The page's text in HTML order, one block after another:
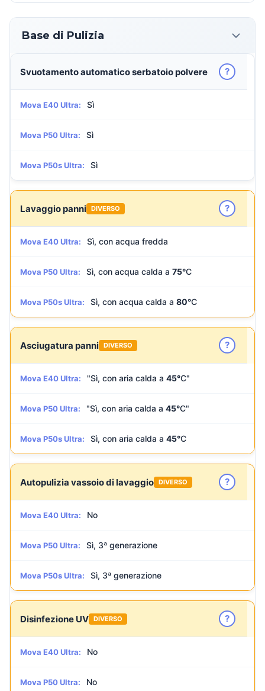
Base di Pulizia
Svuotamento automatico serbatoio polvere ?
Mova E40 Ultra: Sì
Mova P50 Ultra: Sì
Mova P50s Ultra: Sì
Lavaggio panni DIVERSO ?
Mova E40 Ultra: Sì, con acqua fredda
Mova P50 Ultra: Sì, con acqua calda a 75°C
Mova P50s Ultra: Sì, con acqua calda a 80°C
Asciugatura panni DIVERSO ?
Mova E40 Ultra: "Sì, con aria calda a 45°C"
Mova P50 Ultra: "Sì, con aria calda a 45°C"
Mova P50s Ultra: Sì, con aria calda a 45°C
Autopulizia vassoio di lavaggio DIVERSO ?
Mova E40 Ultra: No
Mova P50 Ultra: Sì, 3ª generazione
Mova P50s Ultra: Sì, 3ª generazione
Disinfezione UV DIVERSO ?
Mova E40 Ultra: No
Mova P50 Ultra: No